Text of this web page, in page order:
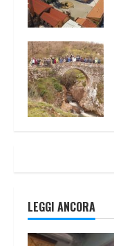
LEGGI ANCORA